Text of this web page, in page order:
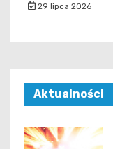
29 lipca 2026
Aktualności